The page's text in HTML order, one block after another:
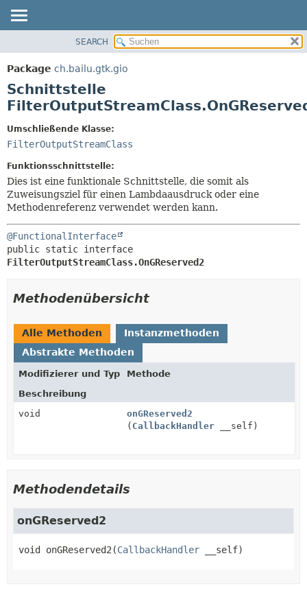
PACKAGE
KLASSE
BAUM
INDEX
KONSTRUKTOR
METHODE
SEARCH
Package ch.bailu.gtk.gio
Schnittstelle
Umschließende Klasse:
FilterOutputStreamClass
Funktionsschnittstelle:
Dies ist eine funktionale Schnittstelle, die somit als
Zuweisungsziel für einen Lambdaausdruck oder eine
Methodenreferenz verwendet werden kann.
@FunctionalInterface
FilterOutputStreamClass.OnGReserved2
Methodenübersicht
Alle Methoden
Instanzmethoden
Abstrakte Methoden
Modifizierer und Typ
Methode
Beschreibung
void
onGReserved2
( CallbackHandler __self)
Methodendetails
onGReserved2
void onGReserved2 (CallbackHandler __self)